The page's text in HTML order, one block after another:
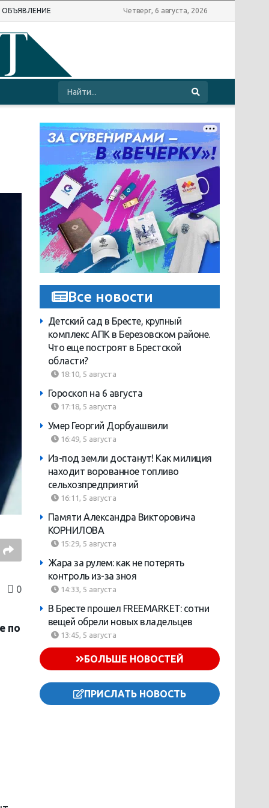
ОБЪЯВЛЕНИЕ Четверг, 6 августа, 2026
0
по
Все новости
Детский сад в Бресте, крупный
комплекс АПК в Березовском районе.
Что еще построят в Брестской
области?
18:10, 5 августа
Гороскоп на 6 августа
17:18, 5 августа
Умер Георгий Дорбуашвили
16:49, 5 августа
Из-под земли достанут! Как милиция
находит ворованное топливо
сельхозпредприятий
16:11, 5 августа
Памяти Александра Викторовича
КОРНИЛОВА
15:29, 5 августа
Жара за рулем: как не потерять
контроль из-за зноя
14:33, 5 августа
В Бресте прошел FREEMARKET: сотни
вещей обрели новых владельцев
13:45, 5 августа
БОЛЬШЕ НОВОСТЕЙ
ПРИСЛАТЬ НОВОСТЬ